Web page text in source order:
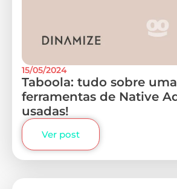
15/05/2024
Taboola: tudo sobre
ferramentas de Native
usadas!
Ver post